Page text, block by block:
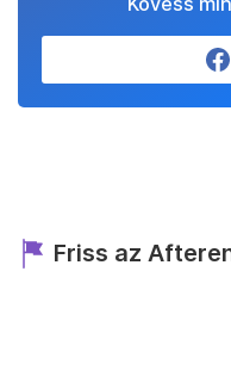
Friss az